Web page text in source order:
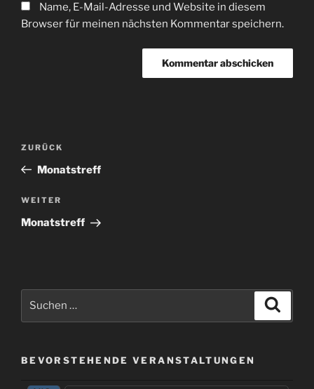
Name, E-Mail-Adresse und Website in diesem
Browser für meinen nächsten Kommentar speichern.
Beitragsnavigation
Vorheriger
Beitrag
ZURÜCK
Monatstreff
Nächster
Beitrag
WEITER
Monatstreff
BEVORSTEHENDE VERANSTALTUNGEN